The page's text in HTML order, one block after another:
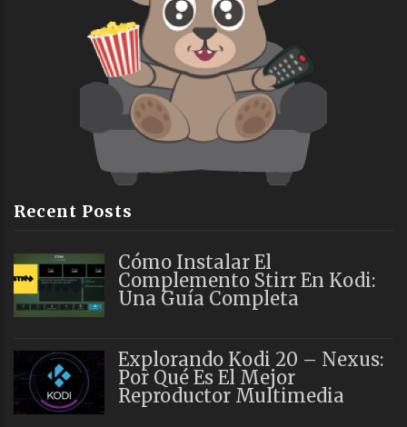
Recent Posts
Cómo Instalar El
Complemento Stirr En Kodi:
Una Guía Completa
Explorando Kodi 20 – Nexus:
Por Qué Es El Mejor
Reproductor Multimedia